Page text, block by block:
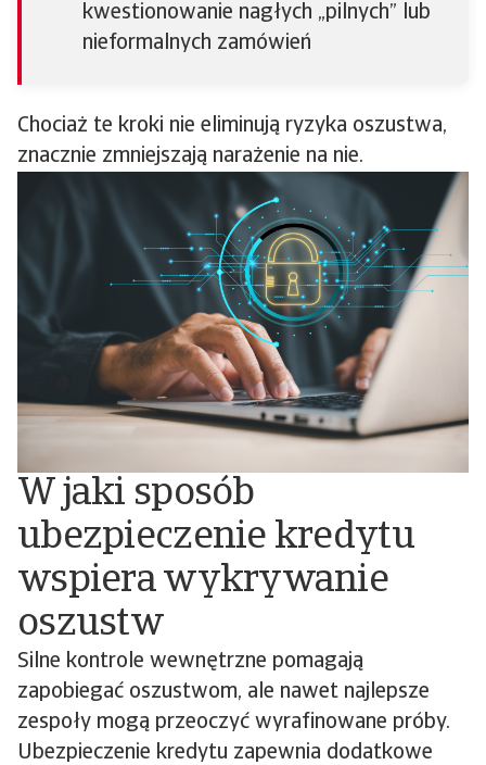
kwestionowanie nagłych „pilnych” lub
nieformalnych zamówień
Chociaż te kroki nie eliminują ryzyka oszustwa,
znacznie zmniejszają narażenie na nie.
W jaki sposób
ubezpieczenie kredytu
wspiera wykrywanie
oszustw
Silne kontrole wewnętrzne pomagają
zapobiegać oszustwom, ale nawet najlepsze
zespoły mogą przeoczyć wyrafinowane próby.
Ubezpieczenie kredytu zapewnia dodatkowe